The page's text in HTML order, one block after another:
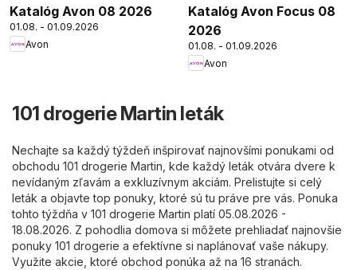
Katalóg Avon 08 2026
01.08. - 01.09.2026
Avon
Katalóg Avon Focus 08
2026
01.08. - 01.09.2026
Avon
101 drogerie Martin leták
Nechajte sa každý týždeň inšpirovať najnovšími ponukami od
obchodu 101 drogerie Martin, kde každý leták otvára dvere k
nevídaným zľavám a exkluzívnym akciám. Prelistujte si celý
leták a objavte top ponuky, ktoré sú tu práve pre vás. Ponuka
tohto týždňa v 101 drogerie Martin platí 05.08.2026 -
18.08.2026. Z pohodlia domova si môžete prehliadať najnovšie
ponuky 101 drogerie a efektívne si naplánovať vaše nákupy.
Využite akcie, ktoré obchod ponúka až na 16 stranách.